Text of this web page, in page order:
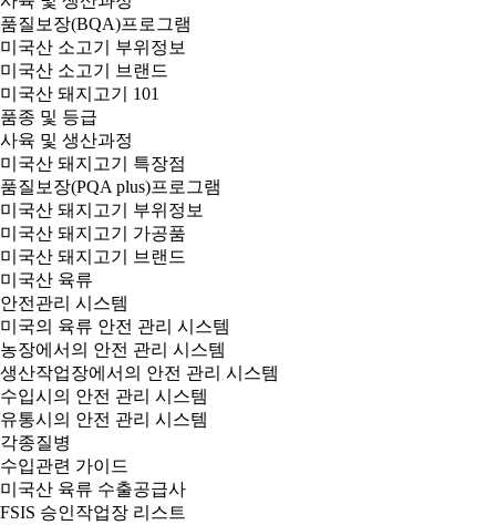
품질보장(BQA)프로그램
미국산 소고기 부위정보
미국산 소고기 브랜드
미국산 돼지고기 101
품종 및 등급
사육 및 생산과정
미국산 돼지고기 특장점
품질보장(PQA plus)프로그램
미국산 돼지고기 부위정보
미국산 돼지고기 가공품
미국산 돼지고기 브랜드
미국산 육류
안전관리 시스템
미국의 육류 안전 관리 시스템
농장에서의 안전 관리 시스템
생산작업장에서의 안전 관리 시스템
수입시의 안전 관리 시스템
유통시의 안전 관리 시스템
각종질병
수입관련 가이드
미국산 육류 수출공급사
FSIS 승인작업장 리스트